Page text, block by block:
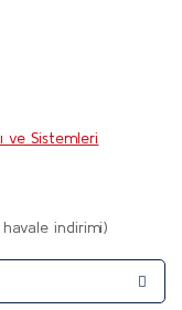
ve Sistemleri
indirimi)